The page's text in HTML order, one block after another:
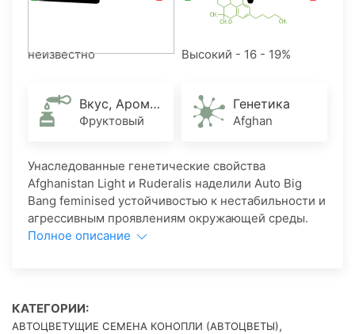
неизвестно Высокий - 16 - 19%
Вкус, Аромат
Фруктовый
Генетика
Afghan
Унаследованные генетические свойства
Afghanistan Light и Ruderalis наделили Auto Big
Bang feminised​ устойчивостью к нестабильности и
агрессивным проявлениям окружающей среды.
Полное описание
КАТЕГОРИИ:
АВТОЦВЕТУЩИЕ СЕМЕНА КОНОПЛИ (АВТОЦВЕТЫ),